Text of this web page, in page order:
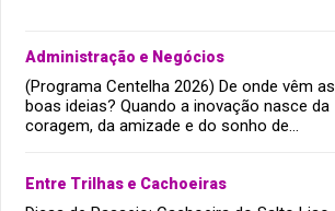
Administração e Negócios
(Programa Centelha 2026) De onde vêm as
boas ideias? Quando a inovação nasce da
coragem, da amizade e do sonho de
Entre Trilhas e Cachoeiras